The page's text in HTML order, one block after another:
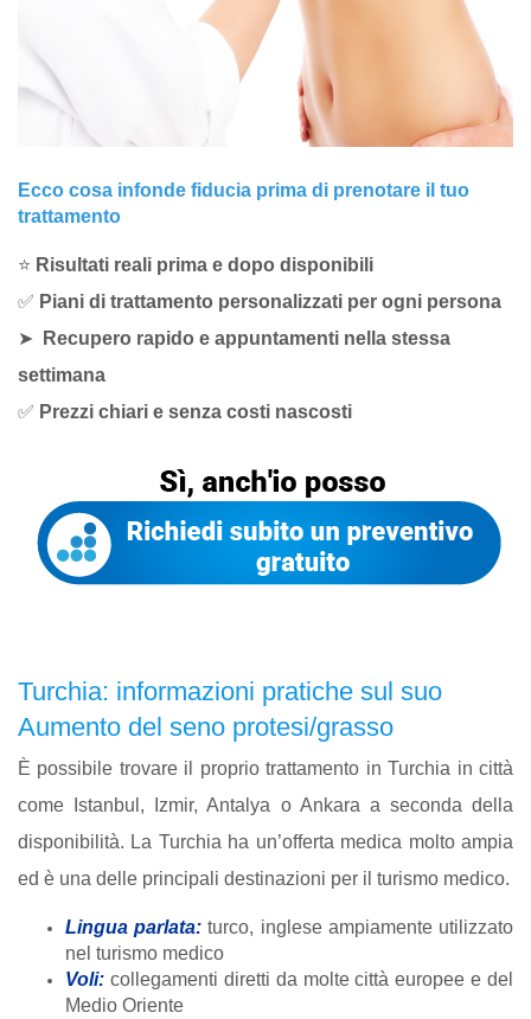
Ecco cosa infonde fiducia prima di prenotare il tuo
trattamento
⭐ Risultati reali prima e dopo disponibili
✅ Piani di trattamento personalizzati per ogni persona
➤
Recupero rapido e appuntamenti nella stessa
settimana
✅ Prezzi chiari e senza costi nascosti
Turchia: informazioni pratiche sul suo
Aumento del seno protesi/grasso
È possibile trovare il proprio trattamento in Turchia in città
come Istanbul, Izmir, Antalya o Ankara a seconda della
disponibilità. La Turchia ha un’offerta medica molto ampia
ed è una delle principali destinazioni per il turismo medico.
Lingua parlata:turco, inglese ampiamente utilizzato
nel turismo medico
Voli: collegamenti diretti da molte città europee e del
Medio Oriente